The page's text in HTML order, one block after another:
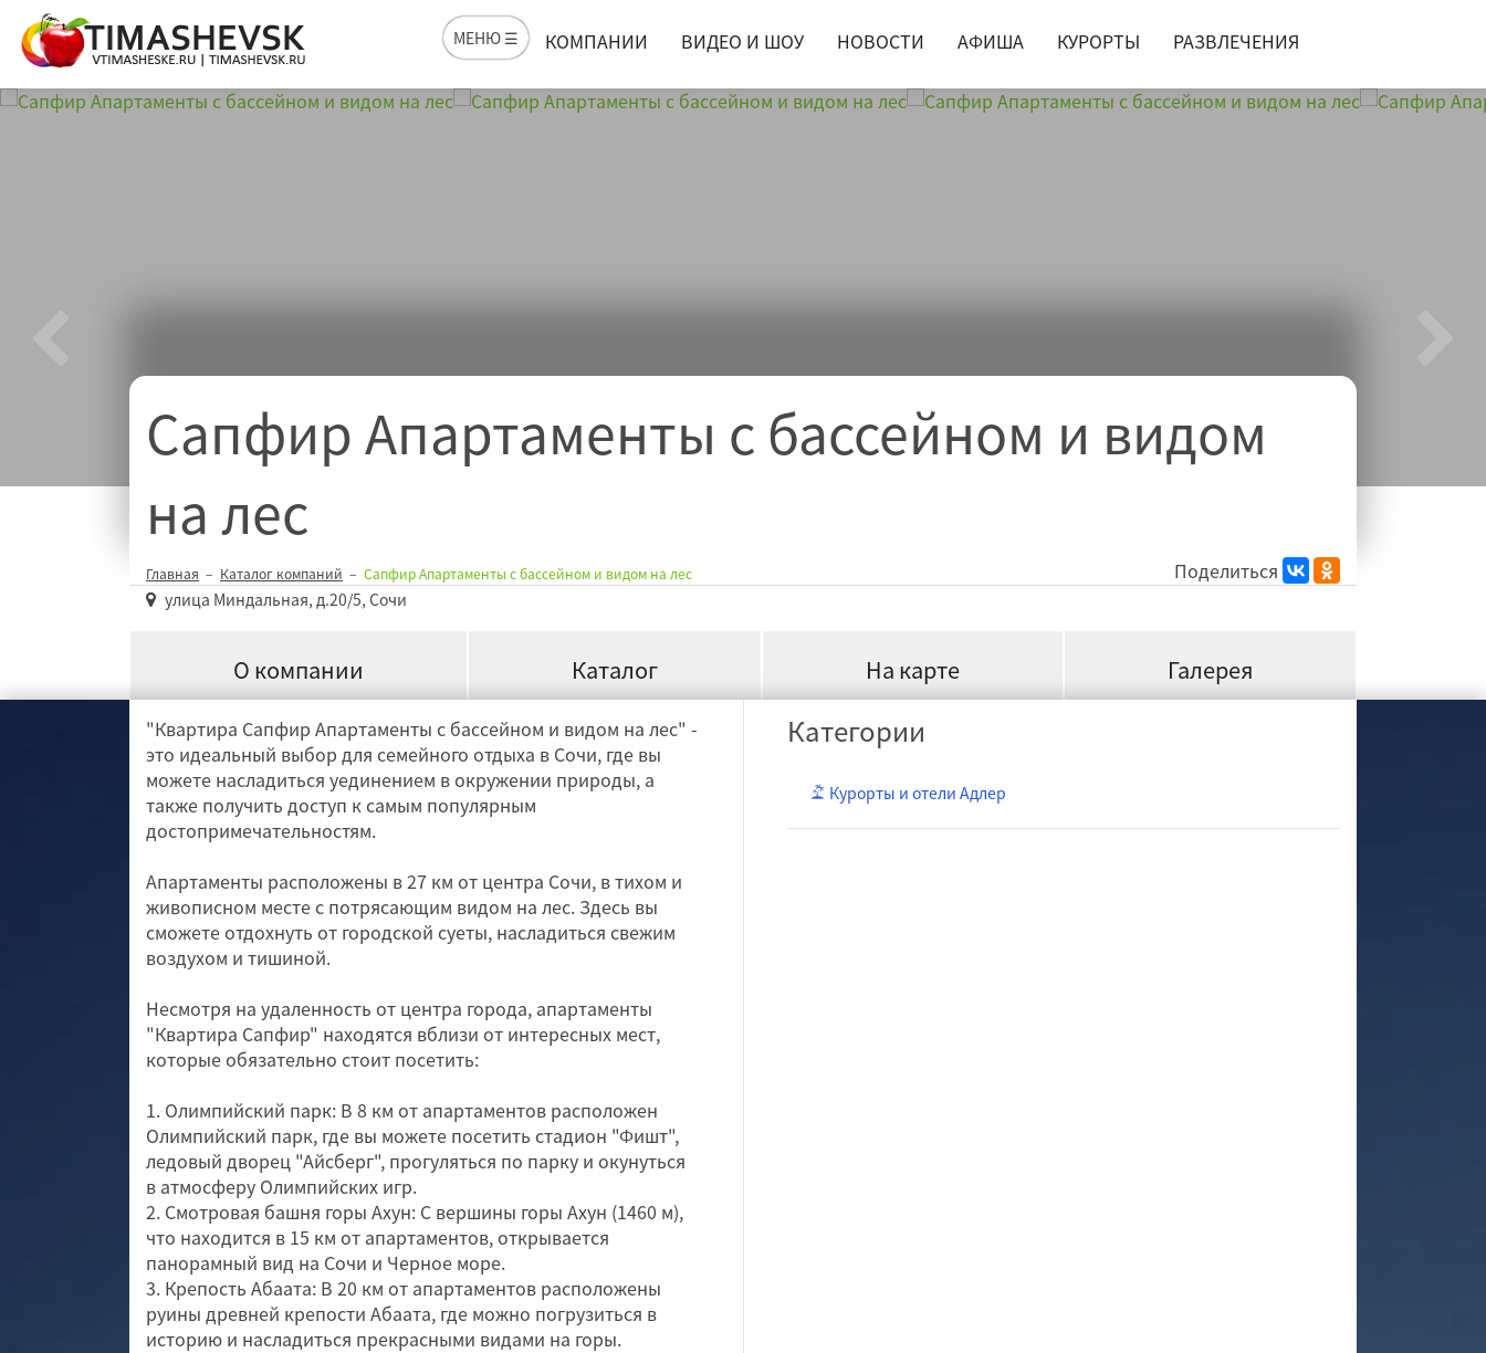
МЕНЮ ☰ КОМПАНИИ ВИДЕО И ШОУ НОВОСТИ АФИША КУРОРТЫ РАЗВЛЕЧЕНИЯ
Сапфир Апартаменты с бассейном и видом
на лес
Главная Каталог компаний Сапфир Апартаменты с бассейном и видом на лес Поделиться
улица Миндальная, д.20/5, Сочи
О компании Каталог На карте Галерея
"Квартира Сапфир Апартаменты с бассейном и видом на лес" -
это идеальный выбор для семейного отдыха в Сочи, где вы
можете насладиться уединением в окружении природы, а
также получить доступ к самым популярным
достопримечательностям.
Апартаменты расположены в 27 км от центра Сочи, в тихом и
живописном месте с потрясающим видом на лес. Здесь вы
сможете отдохнуть от городской суеты, насладиться свежим
воздухом и тишиной.
Несмотря на удаленность от центра города, апартаменты
"Квартира Сапфир" находятся вблизи от интересных мест,
которые обязательно стоит посетить:
1. Олимпийский парк: В 8 км от апартаментов расположен
Олимпийский парк, где вы можете посетить стадион "Фишт",
ледовый дворец "Айсберг", прогуляться по парку и окунуться
в атмосферу Олимпийских игр.
2. Смотровая башня горы Ахун: С вершины горы Ахун (1460 м),
что находится в 15 км от апартаментов, открывается
панорамный вид на Сочи и Черное море.
3. Крепость Абаата: В 20 км от апартаментов расположены
руины древней крепости Абаата, где можно погрузиться в
историю и насладиться прекрасными видами на горы.
Категории
Курорты и отели Адлер